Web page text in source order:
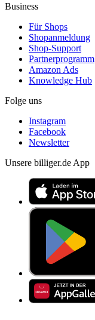
Business
Für Shops
Shopanmeldung
Shop-Support
Partnerprogramm
Amazon Ads
Knowledge Hub
Folge uns
Instagram
Facebook
Newsletter
Unsere billiger.de App